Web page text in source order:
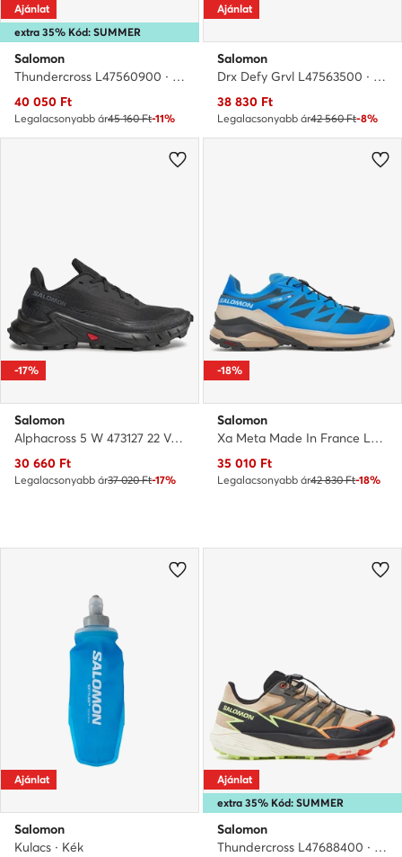
extra 35% Kód: SUMMER
Ajánlat
Salomon
Thundercross L47560900 · Futócipő
Aktuális ár
40 050 Ft
Legalacsonyabb ár45 160 Ft-11%
Ajánlat
Salomon
Drx Defy Grvl L47563500 · Futócipő
Aktuális ár
38 830 Ft
Legalacsonyabb ár42 560 Ft-8%
-17%
Salomon
Alphacross 5 W 473127 22 V0 · Futócipő
Aktuális ár
30 660 Ft
Legalacsonyabb ár37 020 Ft-17%
-18%
Salomon
Xa Meta Made In France L47886700 · Futócipő
Aktuális ár
35 010 Ft
Legalacsonyabb ár42 830 Ft-18%
Ajánlat
Salomon
Kulacs · Kék
extra 35% Kód: SUMMER
Ajánlat
Salomon
Thundercross L47688400 · Futócipő